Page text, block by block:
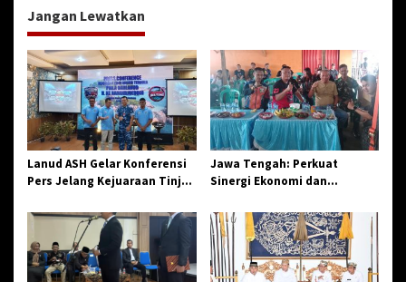
g
a
s
i
p
o
s
Jangan Lewatkan
Lanud ASH Gelar Konferensi
Pers Jelang Kejuaraan Tinju
2026
Jawa Tengah: Perkuat
Sinergi Ekonomi dan
Jangkar Gelar Halal Bi Halal
di Losari